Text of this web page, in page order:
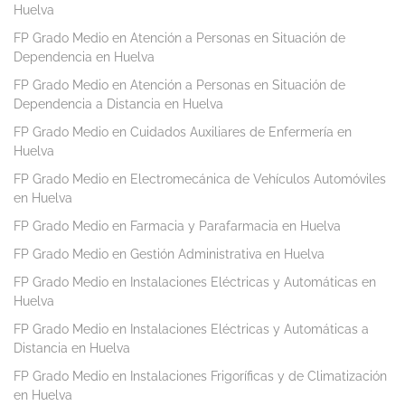
Huelva
FP Grado Medio en Atención a Personas en Situación de
Dependencia en Huelva
FP Grado Medio en Atención a Personas en Situación de
Dependencia a Distancia en Huelva
FP Grado Medio en Cuidados Auxiliares de Enfermería en
Huelva
FP Grado Medio en Electromecánica de Vehículos Automóviles
en Huelva
FP Grado Medio en Farmacia y Parafarmacia en Huelva
FP Grado Medio en Gestión Administrativa en Huelva
FP Grado Medio en Instalaciones Eléctricas y Automáticas en
Huelva
FP Grado Medio en Instalaciones Eléctricas y Automáticas a
Distancia en Huelva
FP Grado Medio en Instalaciones Frigoríficas y de Climatización
en Huelva